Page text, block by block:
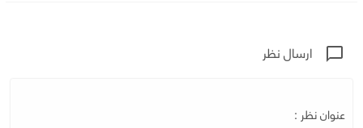
chat_bubble_outline ارسال نظر
عنوان نظر :